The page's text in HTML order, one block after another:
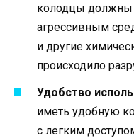
колодцы должны
агрессивным
и другие
происходило
Удобство
иметь удобную
с легким